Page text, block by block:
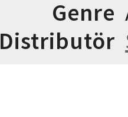
Genre
Distributör